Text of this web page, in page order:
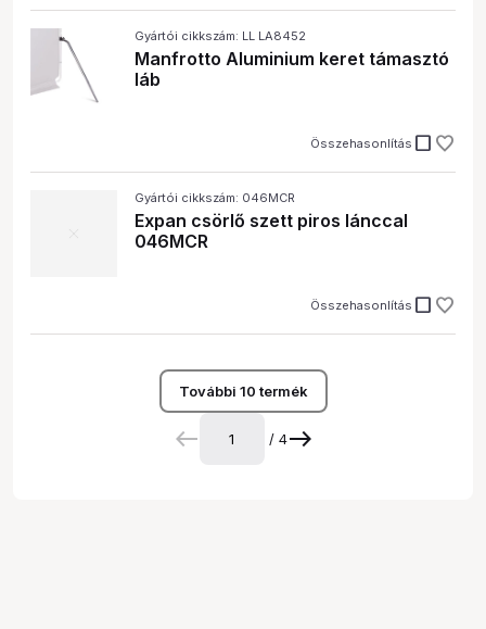
Gyártói cikkszám: LL LA8452
Manfrotto Aluminium keret támasztó
láb
Összehasonlítás check_box_outline_blank
Gyártói cikkszám: 046MCR
Expan csörlő szett piros lánccal
046MCR
Összehasonlítás check_box_outline_blank
További 10 termék
/ 4